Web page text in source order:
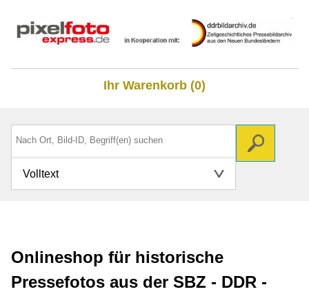
Ihr Warenkorb (0)
Volltext
Onlineshop für historische
Pressefotos aus der SBZ - DDR -